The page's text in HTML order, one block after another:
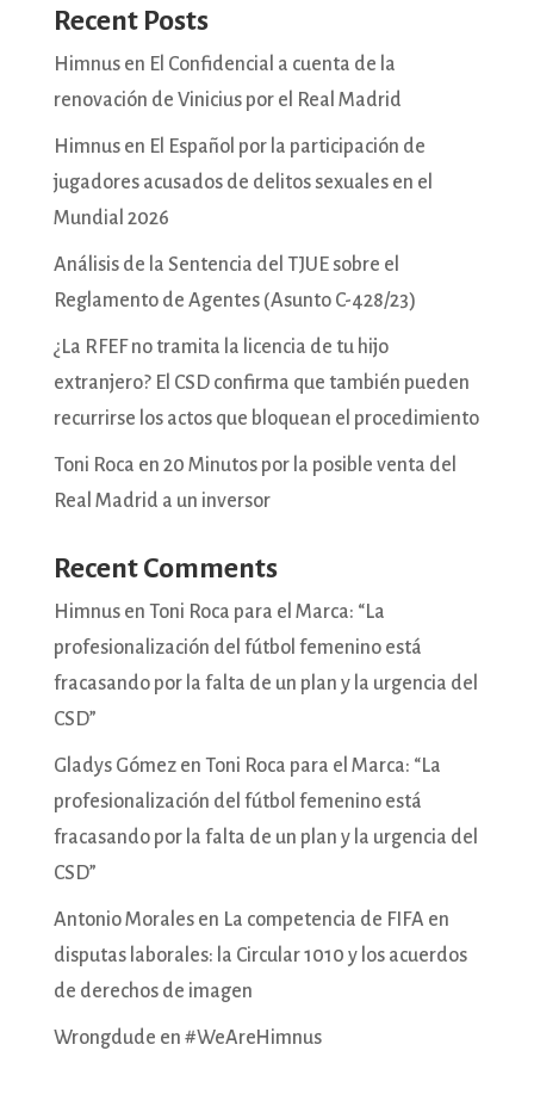
Recent Posts
Himnus en El Confidencial a cuenta de la
renovación de Vinicius por el Real Madrid
Himnus en El Español por la participación de
jugadores acusados de delitos sexuales en el
Mundial 2026
Análisis de la Sentencia del TJUE sobre el
Reglamento de Agentes (Asunto C-428/23)
¿La RFEF no tramita la licencia de tu hijo
extranjero? El CSD confirma que también pueden
recurrirse los actos que bloquean el procedimiento
Toni Roca en 20 Minutos por la posible venta del
Real Madrid a un inversor
Recent Comments
Himnusen Toni Roca para el Marca: “La
profesionalización del fútbol femenino está
fracasando por la falta de un plan y la urgencia del
CSD”
Gladys Gómezen Toni Roca para el Marca: “La
profesionalización del fútbol femenino está
fracasando por la falta de un plan y la urgencia del
CSD”
Antonio Moralesen La competencia de FIFA en
disputas laborales: la Circular 1010 y los acuerdos
de derechos de imagen
Wrongdude en #WeAreHimnus